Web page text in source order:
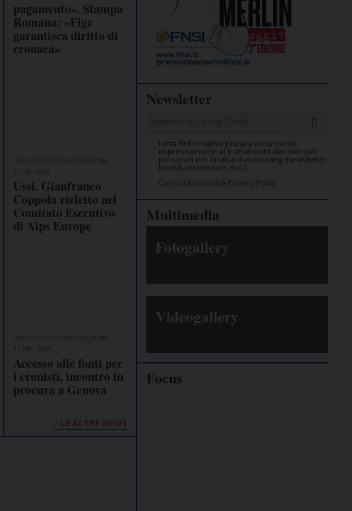
pagamento». Stampa
Romana: «Figc
garantisca diritto di
cronaca»
GRUPPI DI SPECIALIZZAZIONE
Ussi, Gianfranco
Coppola rieletto nel
Comitato Esecutivo
di Aips Europe
GRUPPI DI SPECIALIZZAZIONE
Accesso alle fonti per
i cronisti, incontro in
procura a Genova
LE ALTRE NEWS
Newsletter
Letta l’informativa privacy acconsento
espressamente al trattamento dei miei dati
personali per finalità di marketing (newsletter,
novità, promozioni, ecc.).
Consulta la nostra Privacy Policy.
Multimedia
Fotogallery
Videogallery
Focus